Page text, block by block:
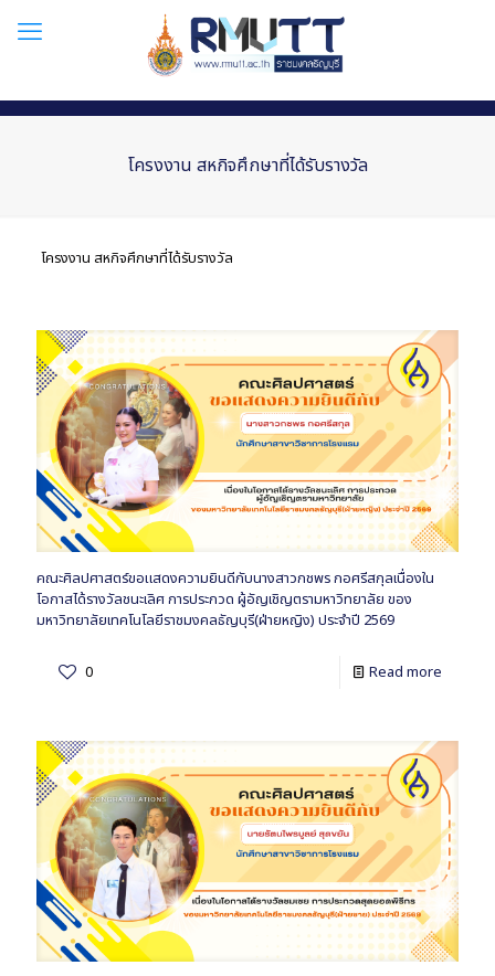
โครงงาน สหกิจศึกษาที่ได้รับรางวัล
โครงงาน สหกิจศึกษาที่ได้รับรางวัล
คณะศิลปศาสตร์ขอแสดงความยินดีกับนางสาวกชพร กอศรีสกุลเนื่องใน
โอกาสได้รางวัลชนะเลิศ การประกวด ผู้อัญเชิญตรามหาวิทยาลัย ของ
มหาวิทยาลัยเทคโนโลยีราชมงคลธัญบุรี(ฝ่ายหญิง) ประจำปี 2569
0 Read more